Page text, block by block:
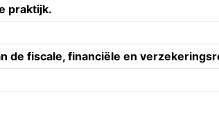
praktijk.
de fiscale, financiële en